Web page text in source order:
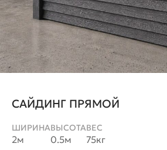
САЙДИНГ ПРЯМОЙ
ШИРИНА
2м
ВЫСОТА
0.5м
ВЕС
75кг